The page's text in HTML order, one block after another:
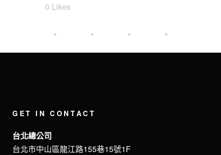
0 Likes
GET IN CONTACT
台北總公司
台北市中山區龍江路155巷15號1F